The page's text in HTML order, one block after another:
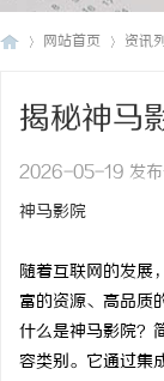
网站首页 资讯
揭秘神马
2026-05-19 发布
神马影院
随着互联网的发展
富的资源、高品质
什么是神马影院？
容类别。它通过集